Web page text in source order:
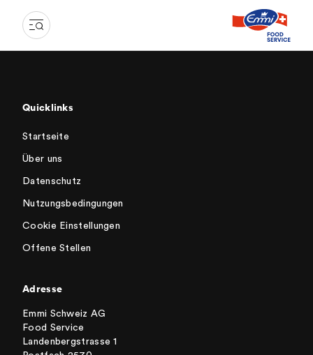
Quicklinks
Startseite
Über uns
Datenschutz
Nutzungsbedingungen
Cookie Einstellungen
Offene Stellen
Adresse
Emmi Schweiz AG
Food Service
Landenbergstrasse 1